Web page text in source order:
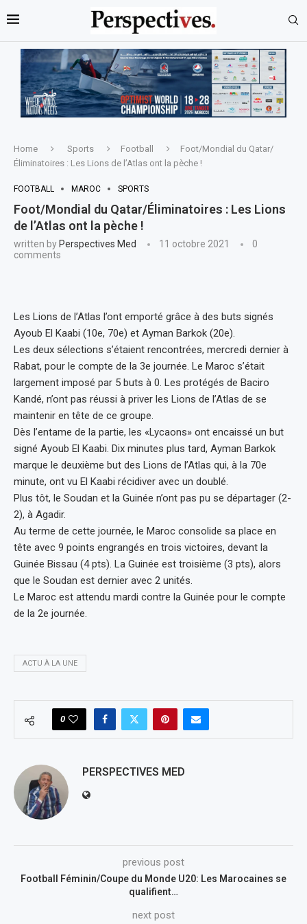
Home Sports Football
Foot/Mondial du Qatar/
Éliminatoires : Les Lions de l’Atlas ont la pèche !
FOOTBALL MAROC SPORTS
Foot/Mondial du Qatar/Éliminatoires : Les Lions
de l’Atlas ont la pèche !
written by Perspectives Med 11 octobre 2021
0
comments
Les Lions de l’Atlas l’ont emporté grâce à des buts signés
Ayoub El Kaabi (10e, 70e) et Ayman Barkok (20e).
Les deux sélections s’étaient rencontrées, mercredi dernier à
Rabat, pour le compte de la 3e journée. Le Maroc s’était
largement imposé par 5 buts à 0. Les protégés de Baciro
Kandé, n’ont pas réussi à priver les Lions de l’Atlas de se
maintenir en tête de ce groupe.
Dès l’entame de la partie, les «Lycaons» ont encaissé un but
signé Ayoub El Kaabi. Dix minutes plus tard, Ayman Barkok
marque le deuxième but des Lions de l’Atlas qui, à la 70e
minute, ont vu El Kaabi récidiver avec un doublé.
Plus tôt, le Soudan et la Guinée n’ont pas pu se départager (2-
2), à Agadir.
Au terme de cette journée, le Maroc consolide sa place en
tête avec 9 points engrangés en trois victoires, devant la
Guinée Bissau (4 pts). La Guinée est troisième (3 pts), alors
que le Soudan est dernier avec 2 unités.
Le Maroc est attendu mardi contre la Guinée pour le compte
de la 2e journée.
ACTU À LA UNE
0
PERSPECTIVES MED
previous post
Football Féminin/Coupe du Monde U20: Les Marocaines se
qualifient…
next post